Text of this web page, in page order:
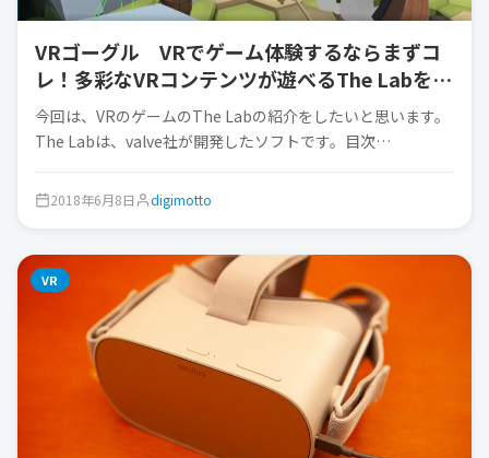
VRゴーグル VRでゲーム体験するならまずコ
レ！多彩なVRコンテンツが遊べるThe Labをや
ってみた！
今回は、VRのゲームのThe Labの紹介をしたいと思います。
The Labは、valve社が開発したソフトです。目次…
2018年6月8日 digimotto
VR